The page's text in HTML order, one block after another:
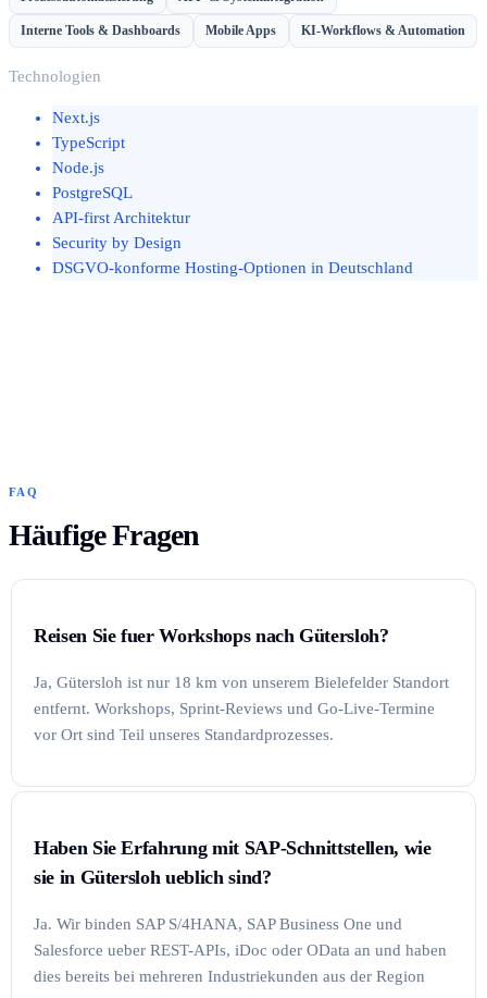
Interne Tools & Dashboards Mobile Apps KI-Workflows & Automation
Technologien
Next.js
TypeScript
Node.js
PostgreSQL
API-first Architektur
Security by Design
DSGVO-konforme Hosting-Optionen in Deutschland
FAQ
Häufige Fragen
Reisen Sie fuer Workshops nach Gütersloh?
Ja, Gütersloh ist nur 18 km von unserem Bielefelder Standort
entfernt. Workshops, Sprint-Reviews und Go-Live-Termine
vor Ort sind Teil unseres Standardprozesses.
Haben Sie Erfahrung mit SAP-Schnittstellen, wie
sie in Gütersloh ueblich sind?
Ja. Wir binden SAP S/4HANA, SAP Business One und
Salesforce ueber REST-APIs, iDoc oder OData an und haben
dies bereits bei mehreren Industriekunden aus der Region